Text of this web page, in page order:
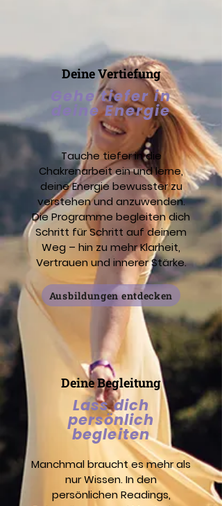
Deine Vertiefung
Gehe tiefer in
deine Energie
Tauche tiefer in die
Chakrenarbeit ein und lerne,
deine Energie bewusster zu
verstehen und anzuwenden.
Die Programme begleiten dich
Schritt für Schritt auf deinem
Weg – hin zu mehr Klarheit,
Vertrauen und innerer Stärke.
Ausbildungen entdecken
Deine Begleitung
Lass dich
persönlich
begleiten
Manchmal braucht es mehr als
nur Wissen. In den
persönlichen Readings,